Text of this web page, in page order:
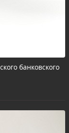
банковского